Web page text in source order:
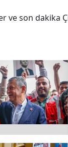
ve son dakika